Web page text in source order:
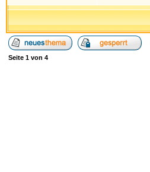
Seite 1 von 4